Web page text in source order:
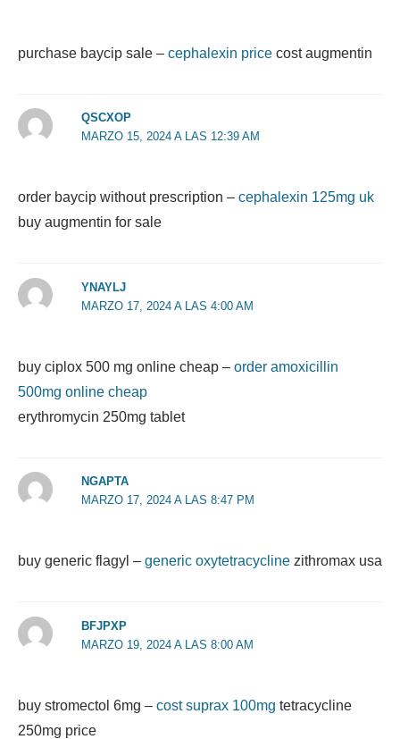
purchase baycip sale – cephalexin price cost augmentin
QSCXOP
MARZO 15, 2024 A LAS 12:39 AM
order baycip without prescription – cephalexin 125mg uk
buy augmentin for sale
YNAYLJ
MARZO 17, 2024 A LAS 4:00 AM
buy ciplox 500 mg online cheap – order amoxicillin
500mg online cheap
erythromycin 250mg tablet
NGAPTA
MARZO 17, 2024 A LAS 8:47 PM
buy generic flagyl – generic oxytetracycline zithromax usa
BFJPXP
MARZO 19, 2024 A LAS 8:00 AM
buy stromectol 6mg – cost suprax 100mg tetracycline
250mg price